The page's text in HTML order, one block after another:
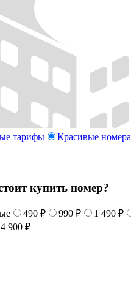
тарифы Красивые номера
купить номер?
490 ₽ 990 ₽ 1 490 ₽
900 ₽